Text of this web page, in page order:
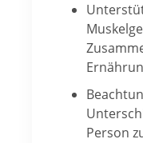
Person